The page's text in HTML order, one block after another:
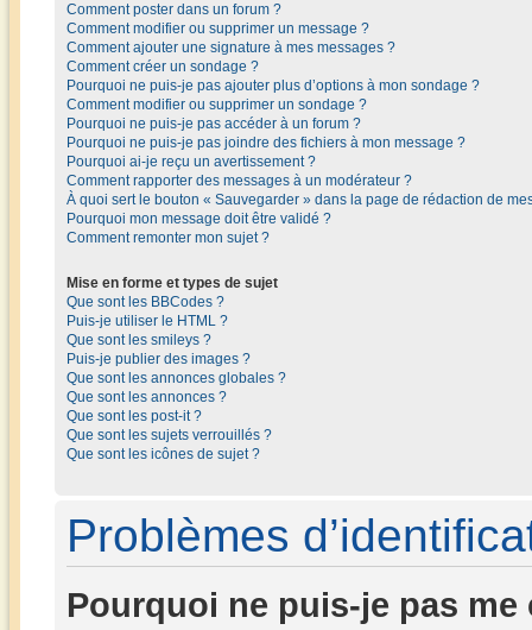
Comment poster dans un forum ?
Comment modifier ou supprimer un message ?
Comment ajouter une signature à mes messages ?
Comment créer un sondage ?
Pourquoi ne puis-je pas ajouter plus d’options à mon sondage ?
Comment modifier ou supprimer un sondage ?
Pourquoi ne puis-je pas accéder à un forum ?
Pourquoi ne puis-je pas joindre des fichiers à mon message ?
Pourquoi ai-je reçu un avertissement ?
Comment rapporter des messages à un modérateur ?
À quoi sert le bouton « Sauvegarder » dans la page de rédaction de
Pourquoi mon message doit être validé ?
Comment remonter mon sujet ?
Mise en forme et types de sujet
Que sont les BBCodes ?
Puis-je utiliser le HTML ?
Que sont les smileys ?
Puis-je publier des images ?
Que sont les annonces globales ?
Que sont les annonces ?
Que sont les post-it ?
Que sont les sujets verrouillés ?
Que sont les icônes de sujet ?
Problèmes
Pourquoi ne puis-je pas me